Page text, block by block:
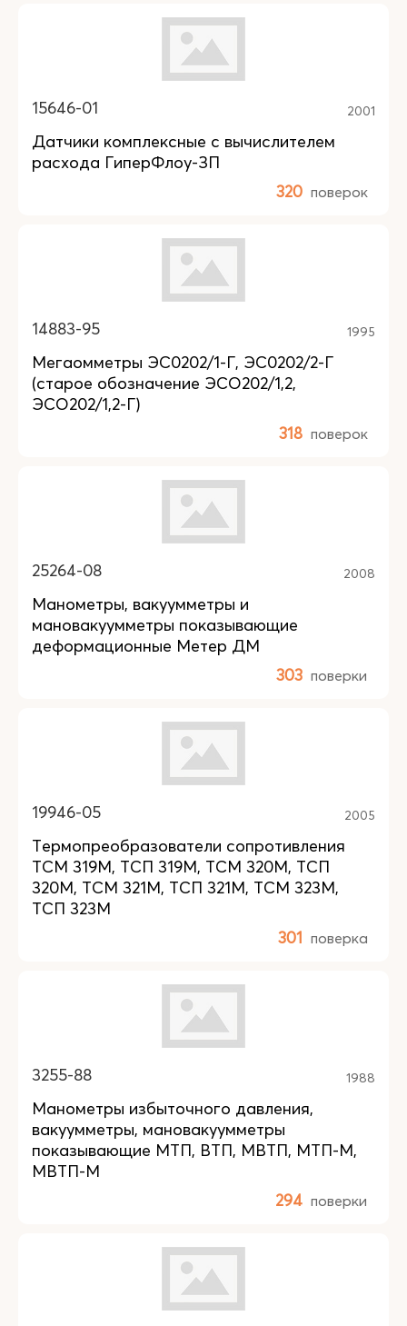
15646-01 2001
Датчики комплексные с вычислителем
расхода ГиперФлоу-ЗП
320 поверок
14883-95 1995
Мегаомметры ЭС0202/1-Г, ЭС0202/2-Г
(старое обозначение ЭСО202/1,2,
ЭСО202/1,2-Г)
318 поверок
25264-08 2008
Манометры, вакуумметры и
мановакуумметры показывающие
деформационные Метер ДМ
303 поверки
19946-05 2005
Термопреобразователи сопротивления
ТСМ 319М, ТСП 319М, ТСМ 320М, ТСП
320М, ТСМ 321М, ТСП 321М, ТСМ 323М,
ТСП 323М
301 поверка
3255-88 1988
Манометры избыточного давления,
вакуумметры, мановакуумметры
показывающие МТП, ВТП, МВТП, МТП-М,
МВТП-М
294 поверки